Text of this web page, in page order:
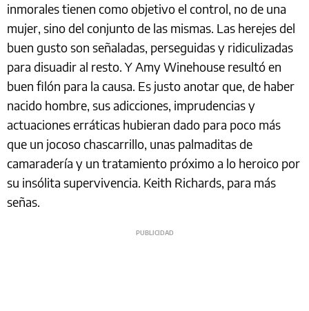
inmorales tienen como objetivo el control, no de una
mujer, sino del conjunto de las mismas. Las herejes del
buen gusto son señaladas, perseguidas y ridiculizadas
para disuadir al resto. Y Amy Winehouse resultó en
buen filón para la causa. Es justo anotar que, de haber
nacido hombre, sus adicciones, imprudencias y
actuaciones erráticas hubieran dado para poco más
que un jocoso chascarrillo, unas palmaditas de
camaradería y un tratamiento próximo a lo heroico por
su insólita supervivencia. Keith Richards, para más
señas.